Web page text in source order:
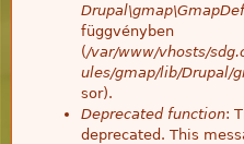
függvényben
(/var/www/vhosts/
ules/gmap/lib/Drupal/
sor).
Deprecated function:
deprecated. This